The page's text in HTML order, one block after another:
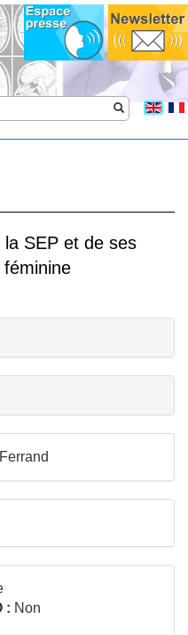
la SEP et de ses
: Non